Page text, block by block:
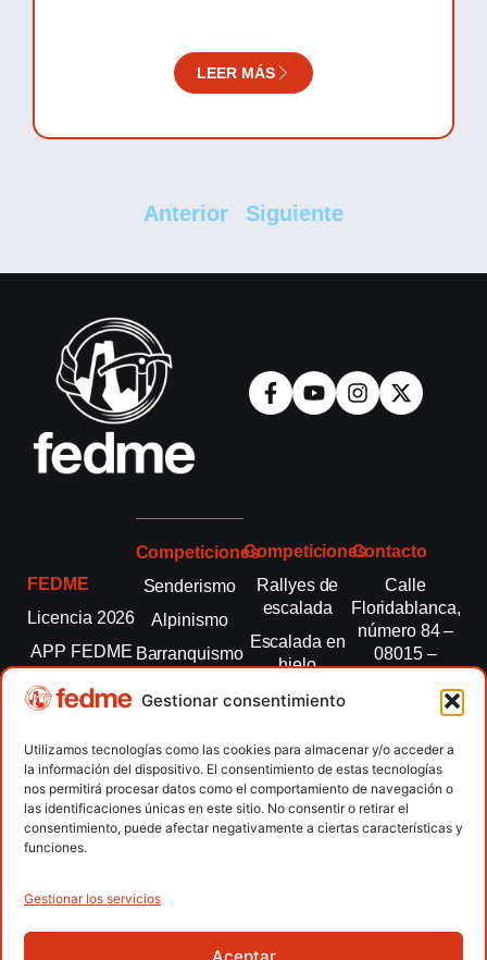
Gestionar consentimiento
Utilizamos tecnologías como las cookies para almacenar y/o acceder a
la información del dispositivo. El consentimiento de estas tecnologías
nos permitirá procesar datos como el comportamiento de navegación o
las identificaciones únicas en este sitio. No consentir o retirar el
consentimiento, puede afectar negativamente a ciertas características y
funciones.
Gestionar los servicios
Aceptar
LEER MÁS
Anterior Siguiente
FEDME
Licencia 2026
APP FEDME
Transparencia
autonómicas
Clubes
Contacto
Competiciones
Senderismo
Alpinismo
Barranquismo
montaña
Escalada
Escalada
paralimpica
Competiciones
Rallyes de
escalada
Escalada en
hielo
Esquí de
Marcha
Nórdica
Raquetas de
nieve
Contacto
Calle
Floridablanca,
número 84 –
08015 –
fedme@fedme.es
934 264 267